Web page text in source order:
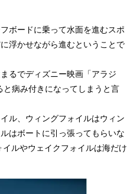
ボードに乗って水面を進むスポ
浮かせながら進むということで
るでディズニー映画「アラジ
と病み付きになってしまうと言
ル、ウィングフォイルはウィン
はボートに引っ張ってもらいな
ルやウェイクフォイルは海だけ